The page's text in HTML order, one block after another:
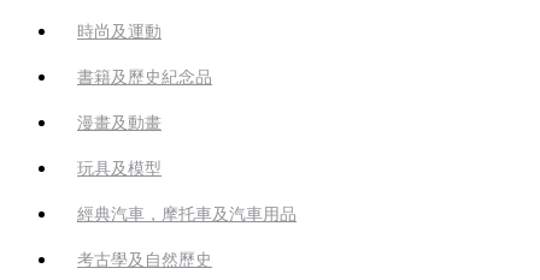
時尚及運動
書籍及歷史紀念品
漫畫及動畫
玩具及模型
經典汽車，摩托車及汽車用品
考古學及自然歷史